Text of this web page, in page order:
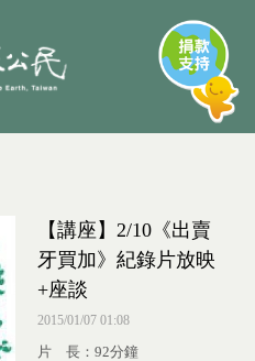
【講座】2/10《出賣
牙買加》紀錄片放映
+座談
2015/01/07 01:08
片 長：92分鐘